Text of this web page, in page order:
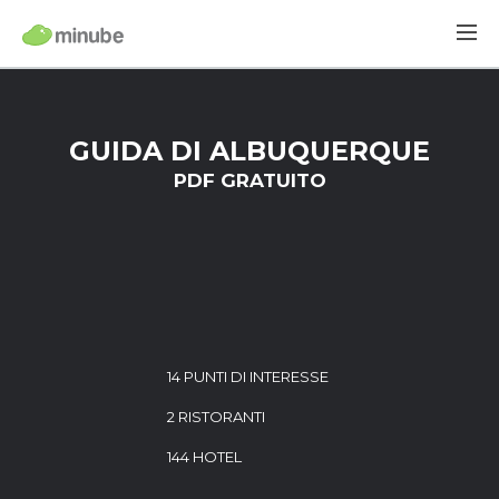
GUIDA DI ALBUQUERQUE
PDF GRATUITO
14 PUNTI DI INTERESSE
2 RISTORANTI
144 HOTEL